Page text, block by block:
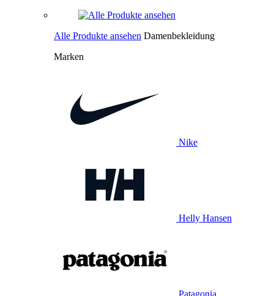
Alle Produkte ansehen Damenbekleidung
Marken
Nike
Helly Hansen
Patagonia